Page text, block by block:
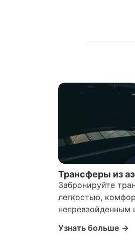
Трансферы из
Забронируйте
легкостью,
непревзойденным
Узнать больше →